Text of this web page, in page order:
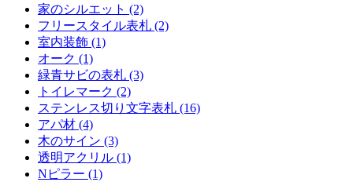
家のシルエット (2)
フリースタイル表札 (2)
室内装飾 (1)
オーク (1)
緑青サビの表札 (3)
トイレマーク (2)
ステンレス切り文字表札 (16)
アパ材 (4)
木のサイン (3)
透明アクリル (1)
Nピラー (1)